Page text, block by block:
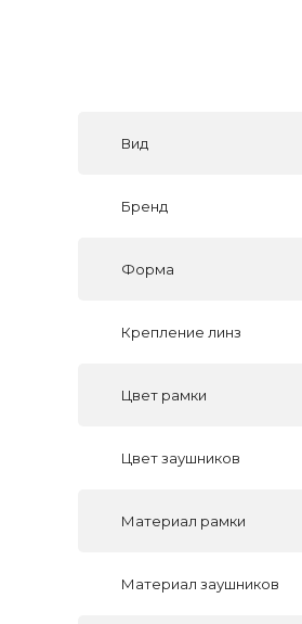
Вид
Бренд
Форма
Крепление линз
Цвет рамки
Цвет заушников
Материал рамки
Материал заушников